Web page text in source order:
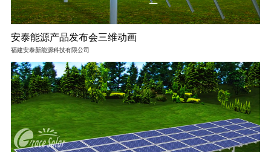
安泰能源产品发布会三维动画
福建安泰新能源科技有限公司